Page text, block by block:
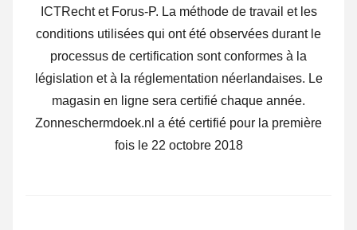
ICTRecht et Forus-P. La méthode de travail et les
conditions utilisées qui ont été observées durant le
processus de certification sont conformes à la
législation et à la réglementation néerlandaises. Le
magasin en ligne sera certifié chaque année.
Zonneschermdoek.nl a été certifié pour la première
fois le 22 octobre 2018